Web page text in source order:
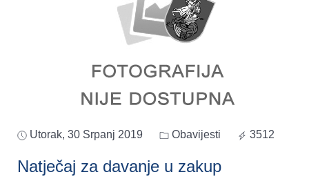
Utorak, 30 Srpanj 2019 Obavijesti 3512
Natječaj za davanje u zakup